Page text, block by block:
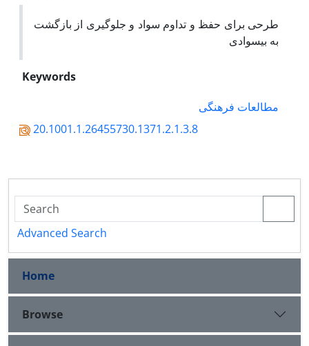
طرحی برای حفظ و تداوم سواد و جلوگیری از بازگشت
به بیسوادی
Keywords
مطالعات فرهنگی
20.1001.1.26455730.1371.2.1.3.8
Advanced Search
Home
Browse